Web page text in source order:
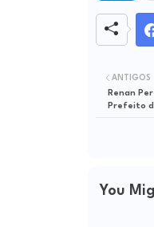
ANTIGOS
Renan
Prefeito
You